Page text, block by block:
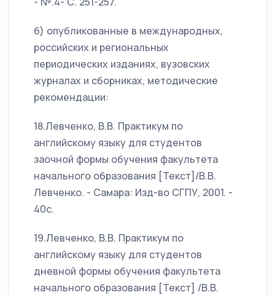
б) опубликованные в международных,
российских и региональных
периодических изданиях, вузовских
журналах и сборниках, методические
рекомендации:
18.Левченко, В.В. Практикум по
английскому языку для студентов
заочной формы обучения факультета
начального образования [Текст]/В.В.
Левченко. - Самара: Изд-во СГПУ, 2001. -
40с.
19.Левченко, В.В. Практикум по
английскому языку для студентов
дневной формы обучения факультета
начального образования [Текст] /В.В.